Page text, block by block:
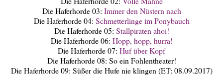
Die Haferhorde 03: Immer den Nüstern nach
Die Haferhorde 04: Schmetterlinge im Ponybauch
Die Haferhorde 05: Stallpiraten ahoi!
Die Haferhorde 06: Hopp, hopp, hurra!
Die Haferhorde 07: Huf über Kopf
Die Haferhorde 08: So ein Fohlentheater!
Die Haferhorde 09: Süßer die Hufe nie klingen (ET: 08.09.2017)